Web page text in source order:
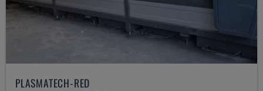
PLASMATECH-RED